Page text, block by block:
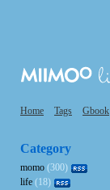
Home Tags Gbook
Category
momo (300)
life (18)